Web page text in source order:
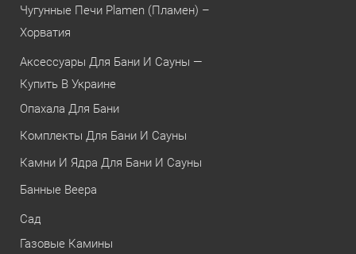
Чугунные Печи Plamen (Пламен) –
Хорватия
Аксессуары Для Бани И Сауны —
Купить В Украине
Опахала Для Бани
Комплекты Для Бани И Сауны
Камни И Ядра Для Бани И Сауны
Банные Веера
Сад
Газовые Камины